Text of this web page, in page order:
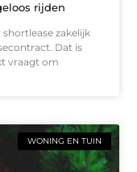
rijden
zakelijk
Dat is
vraagt om
WONING EN TUIN